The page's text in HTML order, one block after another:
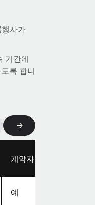
사가
기간에
록 합니
→
계약자
예